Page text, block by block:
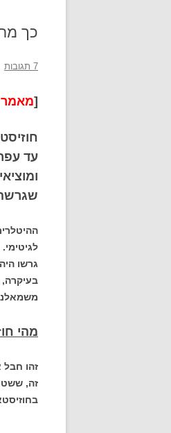
כך
7 תגובות
[מאמר זה
עד
גרשו
בעיקרה,
מהי
זהו חבל
בחוזיסטאן